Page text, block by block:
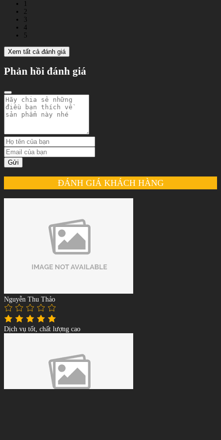
2
3
4
5
Xem tất cả đánh giá
Phản hồi đánh giá
Gửi
ĐÁNH GIÁ KHÁCH HÀNG
Nguyễn Thu Thảo
Dịch vụ tốt, chất lượng cao